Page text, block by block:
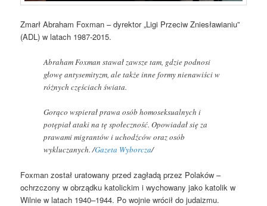
Zmarł Abraham Foxman – dyrektor „Ligi Przeciw Zniesławianiu”
(ADL) w latach 1987-2015.
Abraham Foxman stawał zawsze tam, gdzie podnosi
głowę antysemityzm, ale także inne formy nienawiści w
różnych częściach świata.
Gorąco wspierał prawa osób homoseksualnych i
potępiał ataki na tę społeczność. Opowiadał się za
prawami migrantów i uchodźców oraz osób
wykluczanych. /Gazeta Wyborcza/
Foxman został uratowany przed zagładą przez Polaków –
ochrzczony w obrządku katolickim i wychowany jako katolik w
Wilnie w latach 1940–1944. Po wojnie wrócił do judaizmu.